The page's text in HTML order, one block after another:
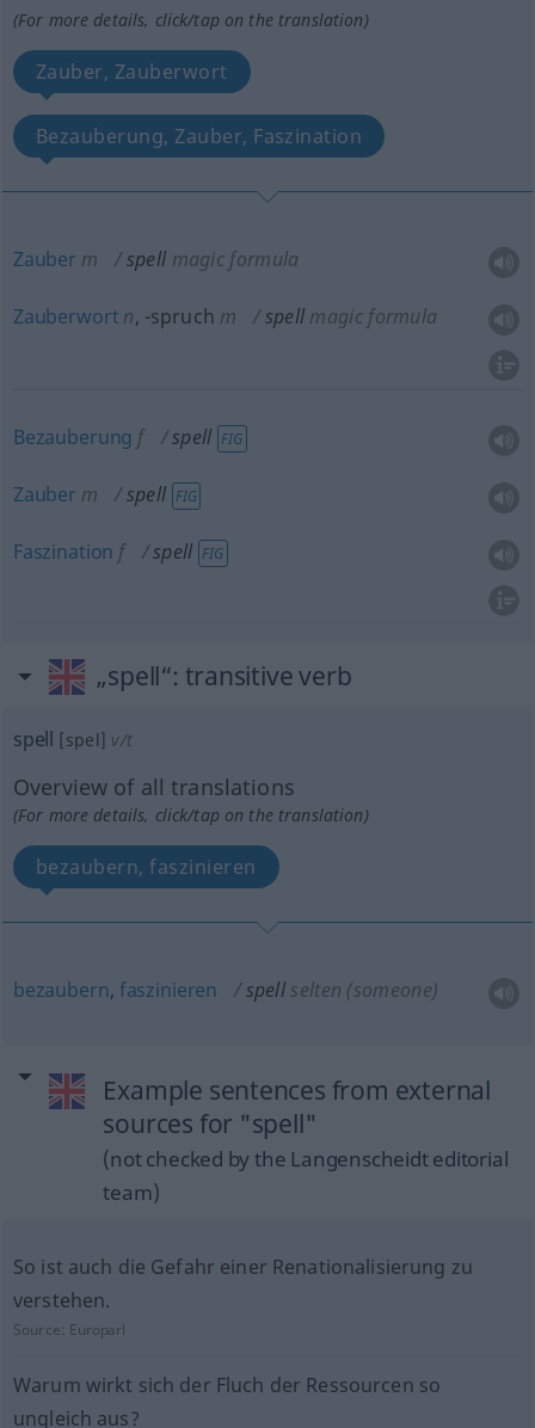
(For more details, click/tap on the translation)
Zauber, Zauberwort
Bezauberung, Zauber, Faszination
Zauber m spell magic formula
Zauberwort n, -spruch m spell magic formula
Bezauberung f spell FIG
Zauber m spell FIG
Faszination f spell FIG
„spell“: transitive verb
spell [spel] v/t
Overview of all translations
(For more details, click/tap on the translation)
bezaubern, faszinieren
bezaubern, faszinieren spell selten (someone)
Example sentences from external
sources for "spell"
(not checked by the Langenscheidt editorial
team)
So ist auch die Gefahr einer Renationalisierung zu
verstehen.
Source: Europarl
Warum wirkt sich der Fluch der Ressourcen so
ungleich aus?